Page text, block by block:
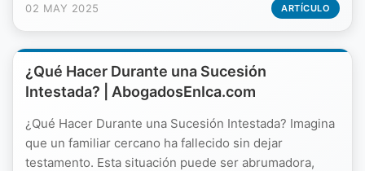
02 MAY 2025 ARTÍCULO
¿Qué Hacer Durante una Sucesión
Intestada? | AbogadosEnIca.com
¿Qué Hacer Durante una Sucesión Intestada? Imagina
que un familiar cercano ha fallecido sin dejar
testamento. Esta situación puede ser abrumadora,